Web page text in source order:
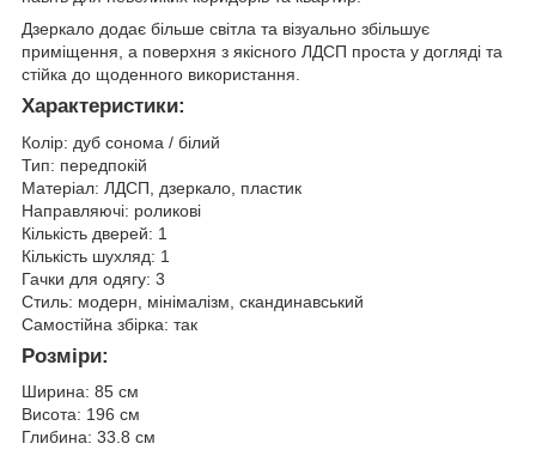
Дзеркало додає більше світла та візуально збільшує
приміщення, а поверхня з якісного ЛДСП проста у догляді та
стійка до щоденного використання.
Характеристики:
Колір: дуб сонома / білий
Тип: передпокій
Матеріал: ЛДСП, дзеркало, пластик
Направляючі: роликові
Кількість дверей: 1
Кількість шухляд: 1
Гачки для одягу: 3
Стиль: модерн, мінімалізм, скандинавський
Самостійна збірка: так
Розміри:
Ширина: 85 см
Висота: 196 см
Глибина: 33.8 см